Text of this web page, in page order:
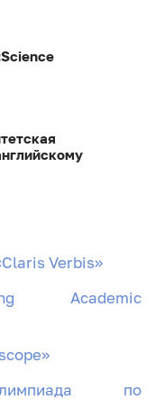
Verbis»
Academic
по